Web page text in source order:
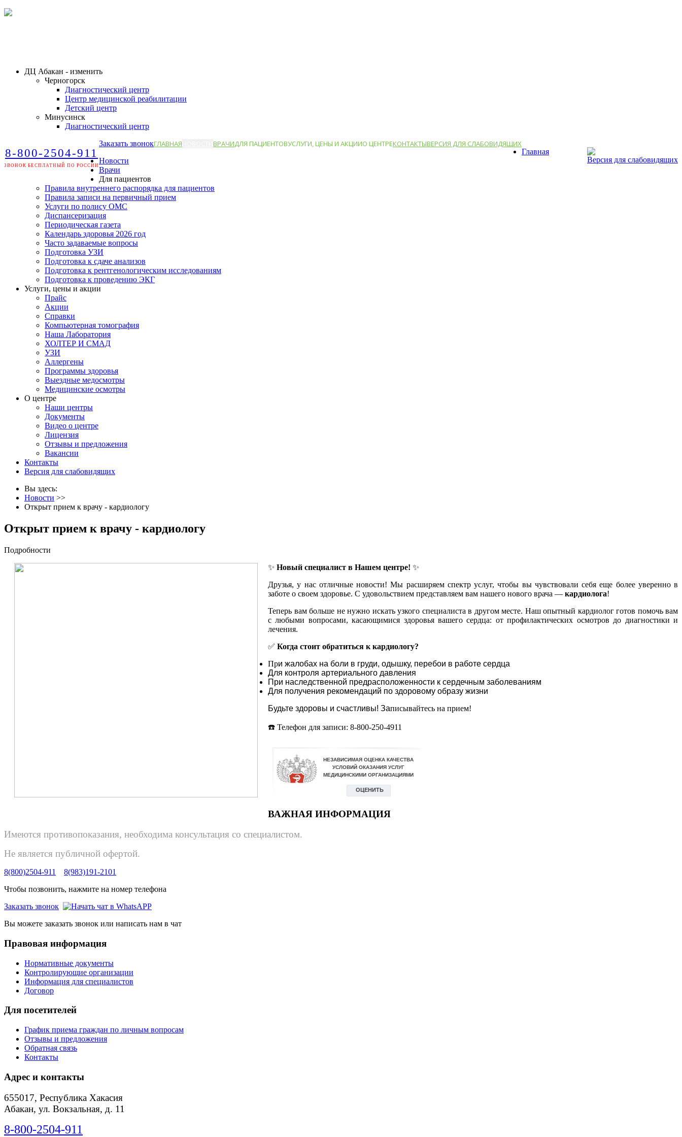
ДЦ Абакан - изменить
Черногорск
Диагностический центр
Центр медицинской реабилитации
Детский центр
Минусинск
Диагностический центр
8-800-2504-911
ЗВОНОК БЕСПЛАТНЫЙ ПО РОССИИ
Заказать звонокГЛАВНАЯ ВРАЧИДЛЯ ПАЦИЕНТОВУСЛУГИ, ЦЕНЫ И АКЦИИО ЦЕНТРЕКОНТАКТЫВЕРСИЯ ДЛЯ СЛАБОВИДЯЩИХ
Версия для слабовидящих
Главная
Новости
Врачи
Для пациентов
Правила внутреннего распорядка для пациентов
Правила записи на первичный прием
Услуги по полису ОМС
Диспансеризация
Периодическая газета
Календарь здоровья 2026 год
Часто задаваемые вопросы
Подготовка УЗИ
Подготовка к сдаче анализов
Подготовка к рентгенологическим исследованиям
Подготовка к проведению ЭКГ
Услуги, цены и акции
Прайс
Акции
Справки
Компьютерная томография
Наша Лаборатория
ХОЛТЕР И СМАД
УЗИ
Аллергены
Программы здоровья
Выездные медосмотры
Медицинские осмотры
О центре
Наши центры
Документы
Видео о центре
Лицензия
Отзывы и предложения
Вакансии
Контакты
Версия для слабовидящих
Вы здесь:
Новости >>
Открыт прием к врачу - кардиологу
Открыт прием к врачу - кардиологу
Подробности
✨ Новый специалист в Нашем центре! ✨
Друзья, у нас отличные новости! Мы расширяем спектр услуг, чтобы вы чувствовали себя еще более уверенно в
заботе о своем здоровье. С удовольствием представляем вам нашего нового врача — кардиолога!
Теперь вам больше не нужно искать узкого специалиста в другом месте. Наш опытный кардиолог готов помочь вам
с любыми вопросами, касающимися здоровья вашего сердца: от профилактических осмотров до диагностики и
лечения.
✅ Когда стоит обратиться к кардиологу?
При жалобах на боли в груди, одышку, перебои в работе сердца
Для контроля артериального давления
При наследственной предрасположенности к сердечным заболеваниям
Для получения рекомендаций по здоровому образу жизни
Будьте здоровы и счастливы! Записывайтесь на прием!
☎️ Телефон для записи: 8-800-250-4911
ВАЖНАЯ ИНФОРМАЦИЯ
Имеются противопоказания, необходима консультация со специалистом.
Не является публичной офертой.
8(800)2504-911
8(983)191-2101
Чтобы позвонить, нажмите на номер телефона
Заказать звонок
Вы можете заказать звонок или написать нам в чат
Правовая информация
Нормативные документы
Контролирующие организации
Информация для специалистов
Договор
Для посетителей
График приема граждан по личным вопросам
Отзывы и предложения
Обратная связь
Контакты
Адрес и контакты
655017, Республика Хакасия
Абакан, ул. Вокзальная, д. 11
8-800-2504-911